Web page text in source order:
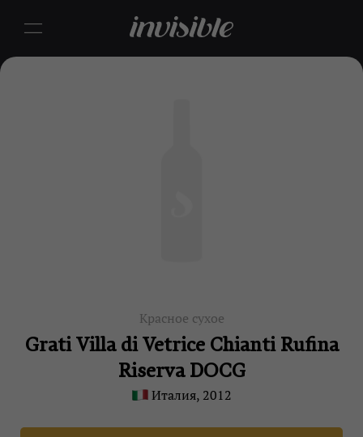
Красное сухое
Grati Villa di Vetrice Chianti Rufina
Riserva DOCG
Италия, 2012